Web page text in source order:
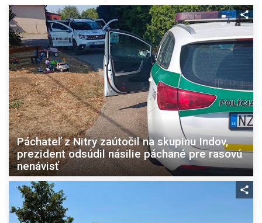
Páchateľ z Nitry zaútočil na skupinu Indov,
prezident odsúdil násilie páchané pre rasovú
nenávisť